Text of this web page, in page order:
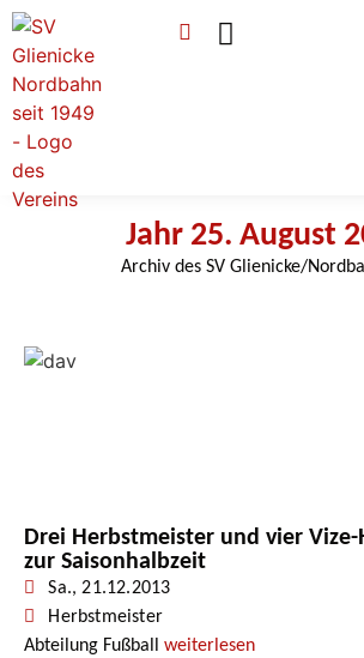
Jahr 25. August
Archiv des SV Glienicke/
Drei Herbstmeister und vier
zur Saisonhalbzeit
Sa., 21.12.2013
Herbstmeister
Abteilung Fußball weiterlesen